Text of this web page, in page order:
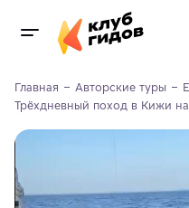
Главная Авторские туры
Трёхдневный поход в Кижи